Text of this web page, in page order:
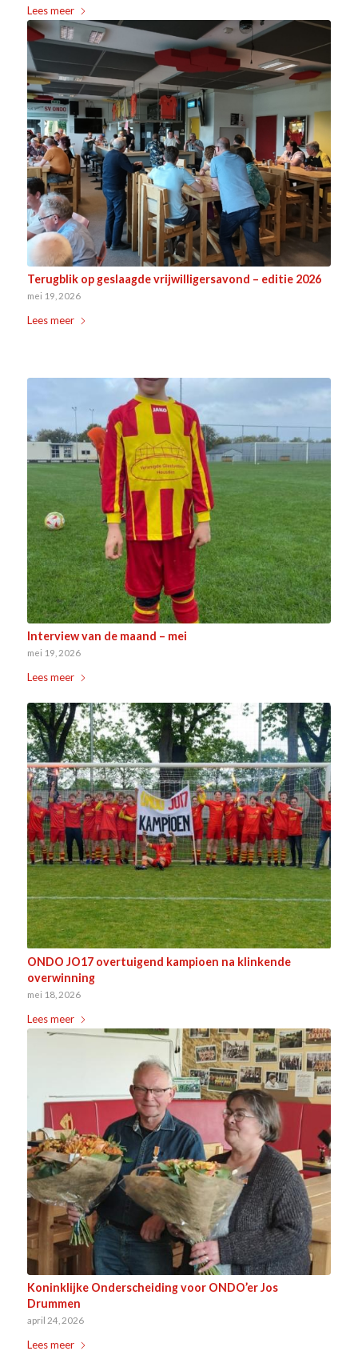
Lees meer
Terugblik op geslaagde vrijwilligersavond – editie 2026
mei 19, 2026
Lees meer
Interview van de maand – mei
mei 19, 2026
Lees meer
ONDO JO17 overtuigend kampioen na klinkende
overwinning
mei 18, 2026
Lees meer
Koninklijke Onderscheiding voor ONDO’er Jos
Drummen
april 24, 2026
Lees meer